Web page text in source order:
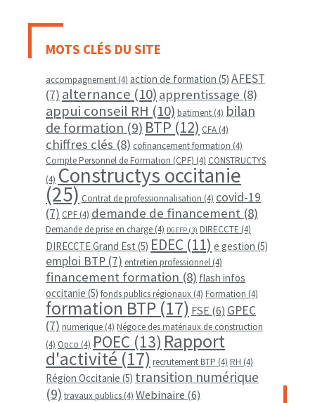
MOTS CLÉS DU SITE
accompagnement (4) action de formation (5) AFEST
(7) alternance (10) apprentissage (8)
appui conseil RH (10) batiment (4) bilan
de formation (9) BTP (12) CFA (4)
chiffres clés (8) cofinancement formation (4)
Compte Personnel de Formation (CPF) (4) CONSTRUCTYS
(4) Constructys occitanie
(25) Contrat de professionnalisation (4) covid-19
(7) CPF (4) demande de financement (8)
Demande de prise en charge (4) DGEFP (3) DIRECCTE (4)
DIRECCTE Grand Est (5) EDEC (11) e gestion (5)
emploi BTP (7) entretien professionnel (4)
financement formation (8) flash infos
occitanie (5) fonds publics régionaux (4) Formation (4)
formation BTP (17) FSE (6) GPEC
(7) numerique (4) Négoce des matériaux de construction
(4) Opco (4) POEC (13) Rapport
d'activité (17) recrutement BTP (4) RH (4)
Région Occitanie (5) transition numérique
(9) travaux publics (4) Webinaire (6)